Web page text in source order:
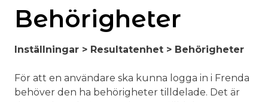
Behörigheter
Inställningar > Resultatenhet > Behörigheter
För att en användare ska kunna logga in i Frenda
behöver den ha behörigheter tilldelade. Det är